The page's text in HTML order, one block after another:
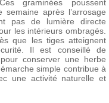
graminées poussent
semaine après l’arrosage
pas de lumière directe
les intérieurs ombragés.
que les tiges atteignent
Il est conseillé de
conserver une herbe
simple contribue à
une activité naturelle et